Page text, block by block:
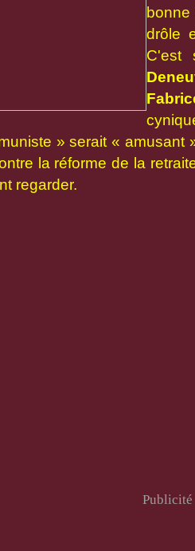
drôle
C'est
» serait « amusant
la réforme de la
regarder.
Publicité